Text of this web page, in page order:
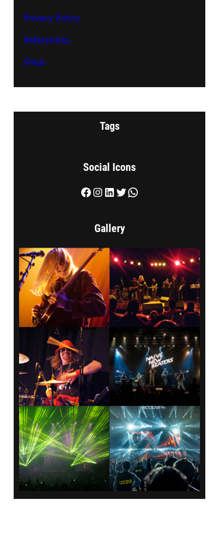
Privacy Policy
Referenties
Shop
Tags
Social Icons
Facebook InstagramLinkedIn Twitter WhatsApp
Gallery